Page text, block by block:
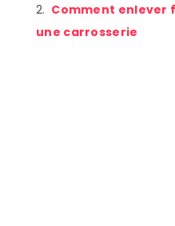
Comment enlever
une carrosserie